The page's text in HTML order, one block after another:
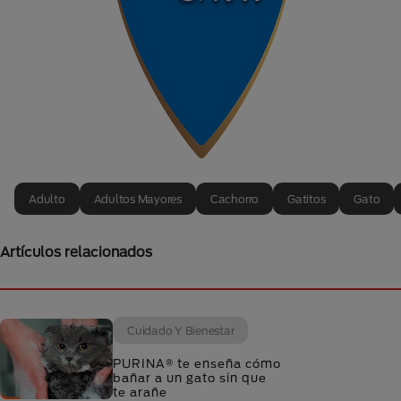
Adulto Adultos Mayores Cachorro Gatitos Gato
Artículos relacionados
Cuidado Y Bienestar
PURINA® te enseña cómo
bañar a un gato sin que
te arañe